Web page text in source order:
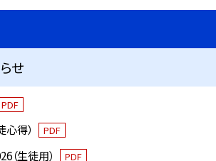
せ
PDF
得） PDF
（生徒用） PDF